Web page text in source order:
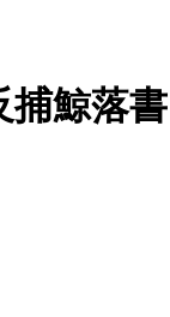
捕鯨落